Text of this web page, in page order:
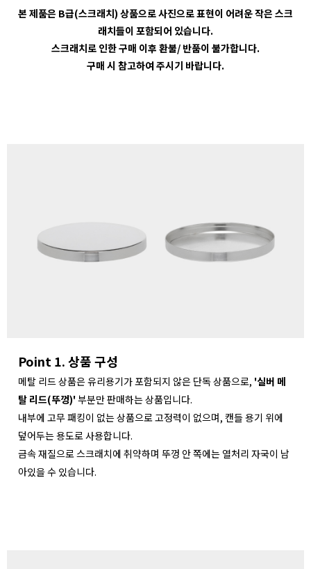
본 제품은 B급(스크래치) 상품으로 사진으로 표현이 어려운 작은 스크
래치들이 포함되어 있습니다.
스크래치로 인한 구매 이후 환불/ 반품이 불가합니다.
구매 시 참고하여 주시기 바랍니다.
Point 1. 상품 구성
메탈 리드 상품은 유리용기가 포함되지 않은 단독 상품으로, '실버 메
탈 리드(뚜껑)'부분만 판매하는 상품입니다.
내부에 고무 패킹이 없는 상품으로 고정력이 없으며, 캔들 용기 위에
덮어두는 용도로 사용합니다.
금속 재질으로 스크래치에 취약하며 뚜껑 안 쪽에는 열처리 자국이 남
아있을 수 있습니다.